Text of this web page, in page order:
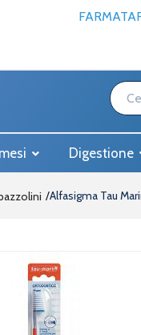
Digestione
Alfasigma Tau